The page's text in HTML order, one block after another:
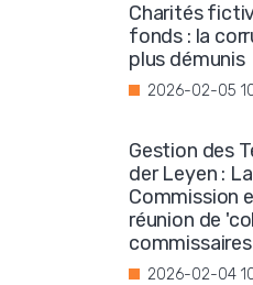
Charités
fonds : la
plus démunis
2026-02-05
Gestion des
der Leyen :
Commission
réunion de
commissaires
2026-02-04